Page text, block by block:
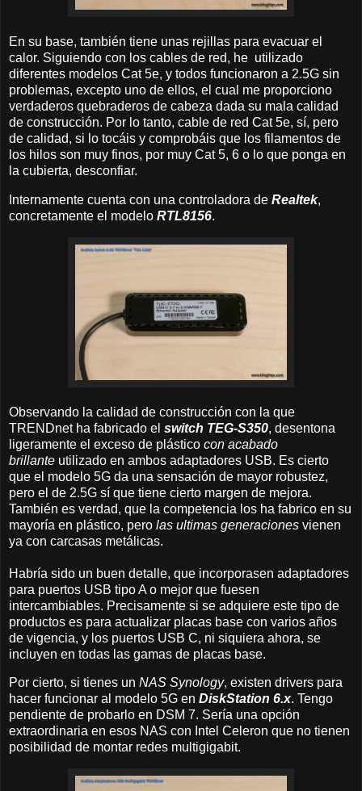
En su base, también tiene unas rejillas para evacuar el
calor. Siguiendo con los cables de red, he utilizado
diferentes modelos Cat 5e, y todos funcionaron a 2.5G sin
problemas, excepto uno de ellos, el cual me proporciono
verdaderos quebraderos de cabeza dada su mala calidad
de construcción. Por lo tanto, cable de red Cat 5e, sí, pero
de calidad, si lo tocáis y comprobáis que los filamentos de
los hilos son muy finos, por muy Cat 5, 6 o lo que ponga en
la cubierta, desconfiar.
Internamente cuenta con una controladora de Realtek,
concretamente el modelo RTL8156.
Observando la calidad de construcción con la que
TRENDnet ha fabricado el switch TEG-S350, desentona
ligeramente el exceso de plástico con acabado
brillante utilizado en ambos adaptadores USB. Es cierto
que el modelo 5G da una sensación de mayor robustez,
pero el de 2.5G sí que tiene cierto margen de mejora.
También es verdad, que la competencia los ha fabrico en su
mayoría en plástico, pero las ultimas generaciones vienen
ya con carcasas metálicas.
Habría sido un buen detalle, que incorporasen adaptadores
para puertos USB tipo A o mejor que fuesen
intercambiables. Precisamente si se adquiere este tipo de
productos es para actualizar placas base con varios años
de vigencia, y los puertos USB C, ni siquiera ahora, se
incluyen en todas las gamas de placas base.
Por cierto, si tienes un NAS Synology, existen drivers para
hacer funcionar al modelo 5G en DiskStation 6.x. Tengo
pendiente de probarlo en DSM 7. Sería una opción
extraordinaria en esos NAS con Intel Celeron que no tienen
posibilidad de montar redes multigigabit.